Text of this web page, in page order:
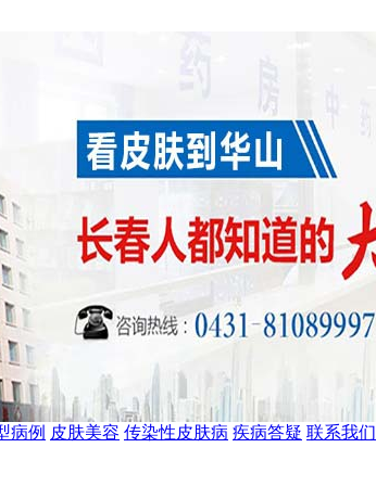
病例 皮肤美容 传染性皮肤病 疾病答疑 联系我们